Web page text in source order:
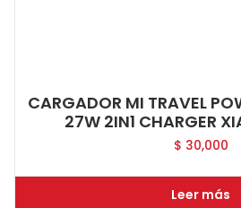
CARGADOR MI TRAVEL
27W 2IN1 CHARGER
$ 30,000
Leer más